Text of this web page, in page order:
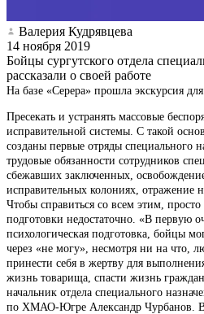
Валерия Кудрявцева
14 ноября 2019
Бойцы сургутского отдела
рассказали о своей работе
На базе «Серера» прошла экскурсия
Пресекать и устранять массовые
исправительной системы. С такой
созданы первые отряды специального
трудовые обязанности сотрудников
сбежавших заключенных,
исправительных колониях, отражение
Чтобы справиться со всем этим,
подготовки недостаточно. «В первую
психологическая подготовка, бойцы
через «не могу», несмотря ни на что,
принести себя в жертву для
жизнь товарища, спасти жизнь
начальник отдела специального
по ХМАО-Югре Александр Чурбанов. В